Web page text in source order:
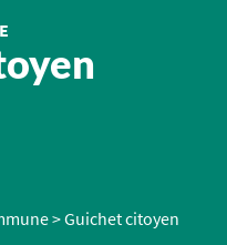
>Guichet citoyen